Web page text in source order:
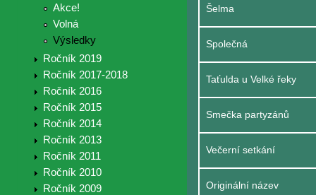
Akce!
Volná
Výsledky
Ročník 2019
Ročník 2017-2018
Ročník 2016
Ročník 2015
Ročník 2014
Ročník 2013
Ročník 2011
Ročník 2010
Ročník 2009
Šelma
Společná
Taťulda u Velké řeky
Smečka partyzánů
Večerní setkání
Originální název